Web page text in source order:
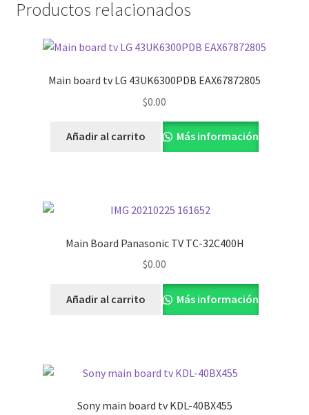
Productos relacionados
Main board tv LG 43UK6300PDB EAX67872805
$0.00
Añadir al carrito Más información
Main Board Panasonic TV TC-32C400H
$0.00
Añadir al carrito Más información
Sony main board tv KDL-40BX455